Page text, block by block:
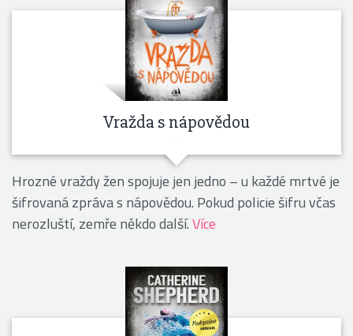
Vražda s nápovědou
Hrozné vraždy žen spojuje jen jedno – u každé mrtvé je
šifrovaná zpráva s nápovědou. Pokud policie šifru včas
nerozluští, zemře někdo další.Více